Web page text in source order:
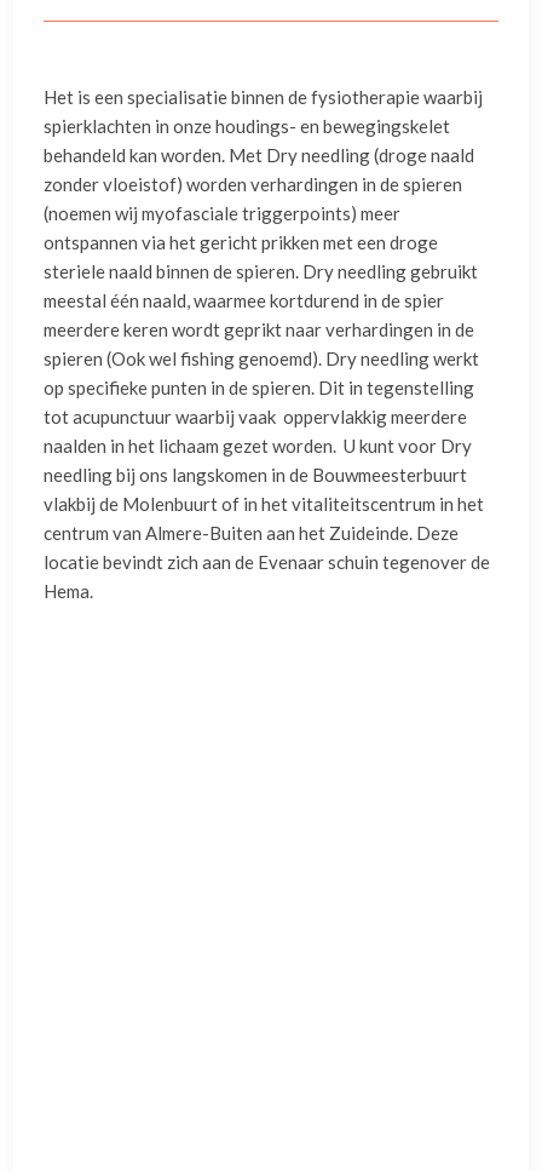
Het is een specialisatie binnen de fysiotherapie waarbij
spierklachten in onze houdings- en bewegingskelet
behandeld kan worden. Met Dry needling (droge naald
zonder vloeistof) worden verhardingen in de spieren
(noemen wij myofasciale triggerpoints) meer
ontspannen via het gericht prikken met een droge
steriele naald binnen de spieren. Dry needling gebruikt
meestal één naald, waarmee kortdurend in de spier
meerdere keren wordt geprikt naar verhardingen in de
spieren (Ook wel fishing genoemd). Dry needling werkt
op specifieke punten in de spieren. Dit in tegenstelling
tot acupunctuur waarbij vaak oppervlakkig meerdere
naalden in het lichaam gezet worden. U kunt voor Dry
needling bij ons langskomen in de Bouwmeesterbuurt
vlakbij de Molenbuurt of in het vitaliteitscentrum in het
centrum van Almere-Buiten aan het Zuideinde. Deze
locatie bevindt zich aan de Evenaar schuin tegenover de
Hema.